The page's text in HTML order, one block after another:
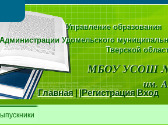
Главная||Регистрация|Вход
Управление образования
Администрации Удомельского
МБОУ УСОШ